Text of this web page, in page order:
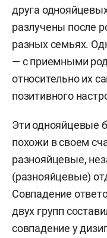
друга
разлучены после
разных семьях.
— с приемными
относительно их
позитивного
Эти однояйцевые
похожи в своем
разнояйцевые,
(разнояйцевые)
Совпадение
двух групп
совпадение у